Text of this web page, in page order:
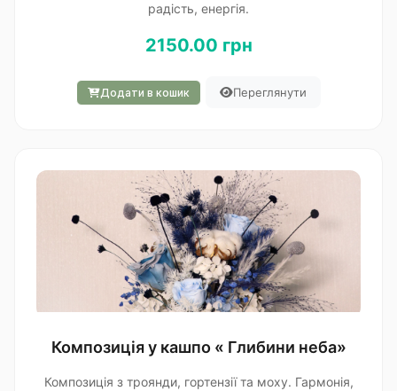
радість, енергія.
2150.00 грн
Додати в кошик Переглянути
Композиція у кашпо « Глибини неба»
Композиція з троянди, гортензії та моху. Гармонія,